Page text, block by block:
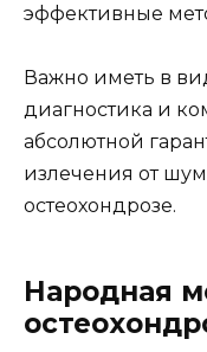
эффективные
Важно иметь в
диагностика и
абсолютной
излечения от
остеохондрозе.
Народная